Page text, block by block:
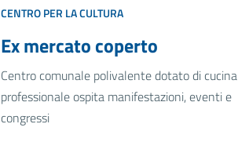
CENTRO PER LA CULTURA
Ex mercato coperto
Centro comunale polivalente dotato di cucina
professionale ospita manifestazioni, eventi e
congressi